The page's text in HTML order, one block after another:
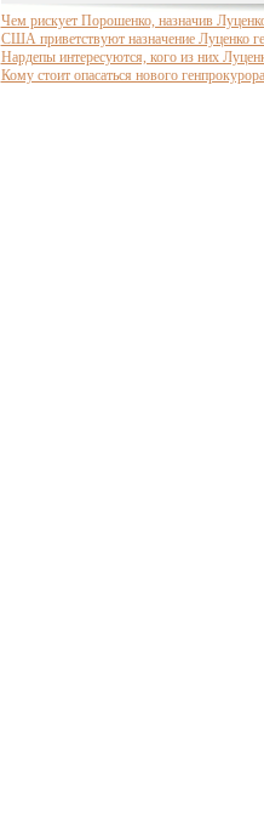
Чем рискует Порошенко, назначив
США приветствуют назначение Луценко
Нардепы интересуются, кого из них
Кому стоит опасаться нового